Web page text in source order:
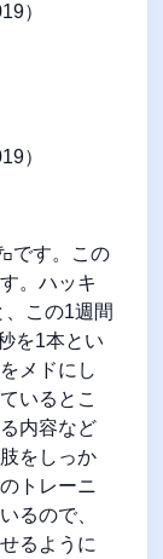
）
）
です。この
。ハッキ
この1週間
を1本とい
メドにし
いるとこ
内容など
をしっか
トレーニ
るので、
るように